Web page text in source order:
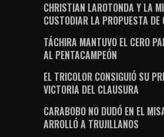
CHRISTIAN LAROTONDA Y LA
CUSTODIAR LA PROPUESTA DE
TÁCHIRA MANTUVO EL CERO
AL PENTACAMPEÓN
EL TRICOLOR CONSIGUIÓ SU
VICTORIA DEL CLAUSURA
CARABOBO NO DUDÓ EN EL
ARROLLÓ A TRUJILLANOS